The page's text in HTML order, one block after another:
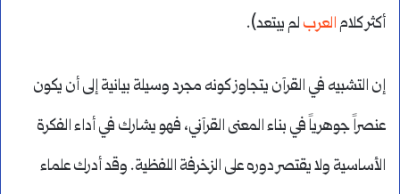
أكثر كلامالعرب لم يبتعد).
إن التشبيه في القرآن يتجاوز كونه مجرد وسيلة بيانية إلى أن يكون
عنصراً جوهرياً في بناء المعنى القرآني، فهو يشارك في أداء الفكرة
الأساسية ولا يقتصر دوره على الزخرفة اللفظية. وقد أدرك علماء